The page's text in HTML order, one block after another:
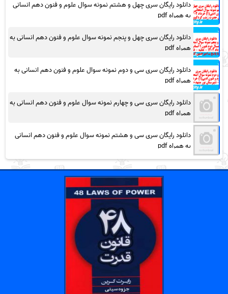
دانلود رایگان سری چهل و هشتم نمونه سوال علوم و فنون دهم انسانی
به همراه pdf
دانلود رایگان سری چهل و پنجم نمونه سوال علوم و فنون دهم انسانی به
همراه pdf
دانلود رایگان سری سی و دوم نمونه سوال علوم و فنون دهم انسانی به
همراه pdf
دانلود رایگان سری سی و چهارم نمونه سوال علوم و فنون دهم انسانی به
همراه pdf
دانلود رایگان سری سی و هشتم نمونه سوال علوم و فنون دهم انسانی
به همراه pdf